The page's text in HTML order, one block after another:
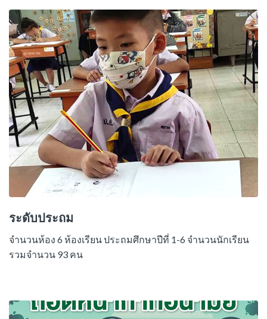
ระดับประถม
จำนวนห้อง 6 ห้องเรียน ประถมศึกษาปีที่ 1-6 จำนวนนักเรียน
รวมจำนวน 93 คน